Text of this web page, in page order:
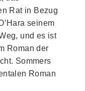
Rat in Bezug
seinem
und es ist
Roman der
Sommers
Roman